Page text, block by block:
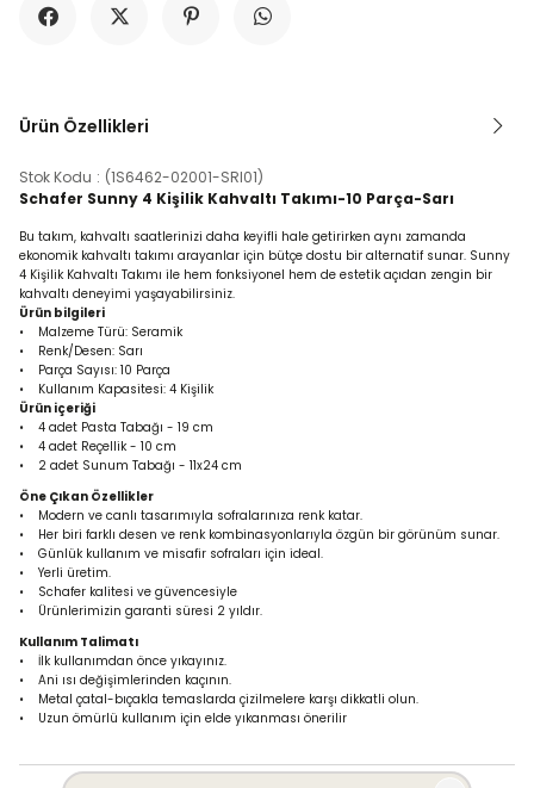
Ürün Özellikleri
Stok Kodu
(1S6462-02001-SRI01)
Schafer Sunny 4 Kişilik Kahvaltı Takımı-10 Parça-Sarı
Bu takım, kahvaltı saatlerinizi daha keyifli hale getirirken aynı zamanda
ekonomik kahvaltı takımı arayanlar için bütçe dostu bir alternatif sunar. Sunny
4 Kişilik Kahvaltı Takımı ile hem fonksiyonel hem de estetik açıdan zengin bir
kahvaltı deneyimi yaşayabilirsiniz.
Ürün bilgileri
• Malzeme Türü: Seramik
• Renk/Desen: Sarı
• Parça Sayısı: 10 Parça
• Kullanım Kapasitesi: 4 Kişilik
Ürün içeriği
• 4 adet Pasta Tabağı - 19 cm
• 4 adet Reçellik - 10 cm
• 2 adet Sunum Tabağı - 11x24 cm
Öne Çıkan Özellikler
• Modern ve canlı tasarımıyla sofralarınıza renk katar.
• Her biri farklı desen ve renk kombinasyonlarıyla özgün bir görünüm sunar.
• Günlük kullanım ve misafir sofraları için ideal.
• Yerli üretim.
• Schafer kalitesi ve güvencesiyle
• Ürünlerimizin garanti süresi 2 yıldır.
Kullanım Talimatı
• İlk kullanımdan önce yıkayınız.
• Ani ısı değişimlerinden kaçının.
• Metal çatal-bıçakla temaslarda çizilmelere karşı dikkatli olun.
• Uzun ömürlü kullanım için elde yıkanması önerilir